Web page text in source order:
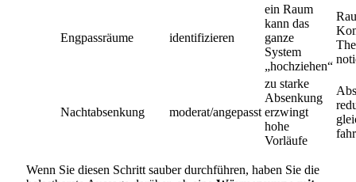
Engpassräume identifizieren
ein Raum
kann das
ganze
System
„hochziehen“
Nachtabsenkung moderat/angepasst
zu starke
Absenkung
erzwingt
hohe
Vorläufe
Wenn Sie diesen Schritt sauber durchführen, haben Sie die